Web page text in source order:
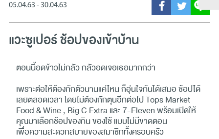
แฟชั่น @Megabangna
05.04.63 - 30.04.63
แวะซูเปอร์ ช้อปของเข้าบ้าน
ตอนนี้อดข้าวไม่กลัว กลัวอดเจอเธอมากกว่า
เพราะต่อให้ต้องกักตัวนานแค่ไหน ก็อุ่นใจกันได้เสมอ ช้อปได้
เลยตลอดเวลา โดยไม่ต้องกักตุนอีกต่อไป Tops Market
Food & Wine , Big C Extra และ 7-Eleven พร้อมเปิดให้
คุณมาเลือกช้อปของกิน ของใช้ แบบไม่มีขาดตอน
เพื่อความสะดวกสบายของสมาชิกทั้งครอบครัว